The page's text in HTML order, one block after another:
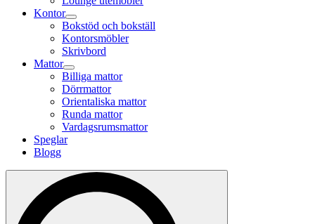
Kontor
Bokstöd och bokställ
Kontorsmöbler
Skrivbord
Mattor
Billiga mattor
Dörrmattor
Orientaliska mattor
Runda mattor
Vardagsrumsmattor
Speglar
Blogg